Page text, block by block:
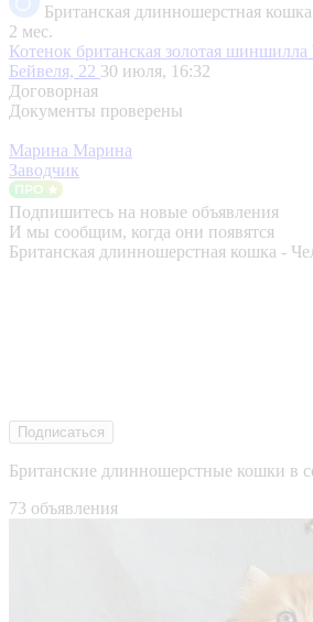
Британская длинношерстная кошка
2 мес.
Котенок британская золотая шиншилла
Бейвеля, 22 30 июля, 16:32
Договорная
Документы проверены
Марина Марина
Заводчик
Подпишитесь на новые объявления
И мы сообщим, когда они появятся
Британская длинношерстная кошка -
Подписаться
Британские длинношерстные кошки в
73 объявления